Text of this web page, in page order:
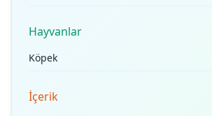
Hayvanlar
Köpek
İçerik